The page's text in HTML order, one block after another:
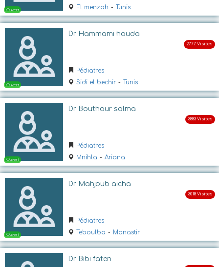
Ouvert
Ouvert
El menzah - Tunis
Dr Hammami houda
Pédiatres
Sidi el bechir - Tunis
Dr Bouthour salma
Pédiatres
Mnihla - Ariana
Dr Mahjoub aicha
Pédiatres
Teboulba - Monastir
Dr Bibi faten